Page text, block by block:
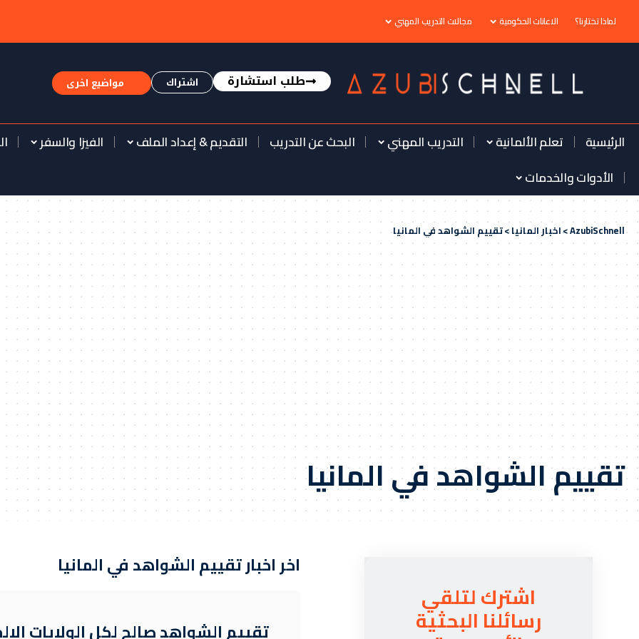
لماذا تختارنا؟ الاعانات الحكومية مجالات التدريب المهني
طلب استشارة اشتراك مواضيع اخرى
الرئيسية تعلم الألمانية التدريب المهني البحث عن التدريب التقديم & إعداد الملف الفيزا والسفر
الأدوات والخدمات
AzubiSchnell
>اخبار المانيا>تقييم الشواهد في المانيا
تقييم الشواهد في المانيا
اخر اخبار تقييم الشواهد في المانيا
تقييم الشواهد صالح لكل الولايات
اشترك لتلقي
رسائلنا البحثية